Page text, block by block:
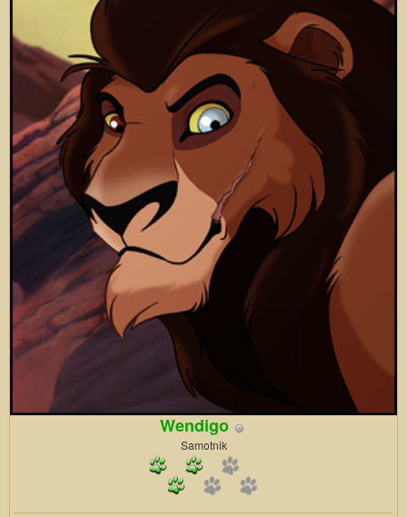
Wendigo
Samotnik